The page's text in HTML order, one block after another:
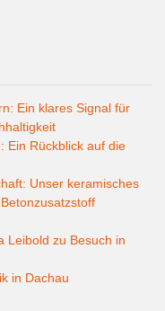
Ein klares Signal für
Ein Rückblick auf die
Unser keramisches
Leibold zu Besuch in
in Dachau